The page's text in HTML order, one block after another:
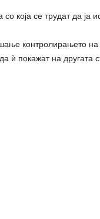
која се трудат да ја
контролирањето
ѝ покажат на